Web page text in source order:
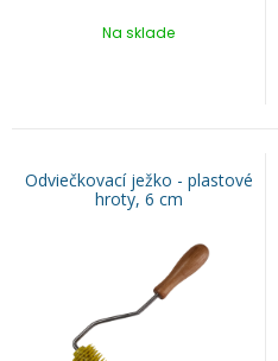
Na sklade
Odviečkovací ježko - plastové
hroty, 6 cm